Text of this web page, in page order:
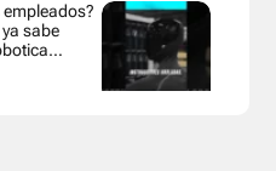
sabe